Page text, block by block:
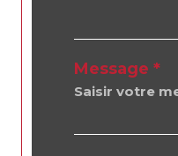
Message *